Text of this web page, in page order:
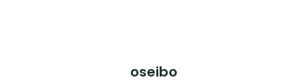
oseibo